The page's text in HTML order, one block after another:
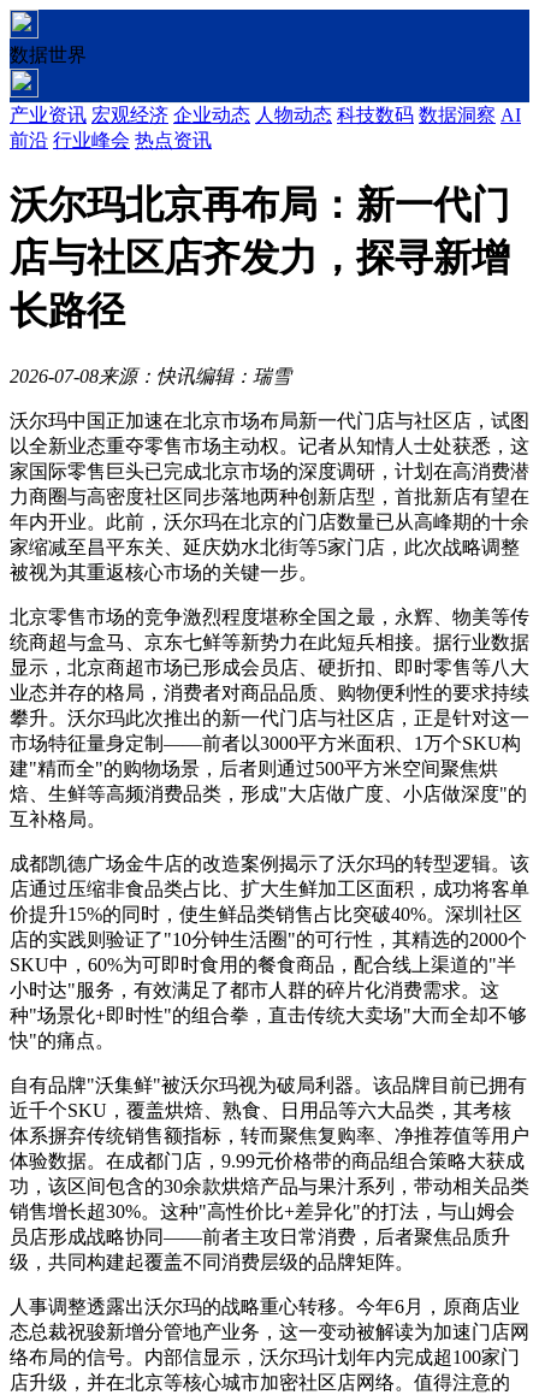
数据世界
产业资讯 宏观经济 企业动态 人物动态 科技数码 数据洞察 AI
前沿 行业峰会 热点资讯
沃尔玛北京再布局：新一代门
店与社区店齐发力，探寻新增
长路径
2026-07-08来源：快讯编辑：瑞雪
沃尔玛中国正加速在北京市场布局新一代门店与社区店，试图
以全新业态重夺零售市场主动权。记者从知情人士处获悉，这
家国际零售巨头已完成北京市场的深度调研，计划在高消费潜
力商圈与高密度社区同步落地两种创新店型，首批新店有望在
年内开业。此前，沃尔玛在北京的门店数量已从高峰期的十余
家缩减至昌平东关、延庆妫水北街等5家门店，此次战略调整
被视为其重返核心市场的关键一步。
北京零售市场的竞争激烈程度堪称全国之最，永辉、物美等传
统商超与盒马、京东七鲜等新势力在此短兵相接。据行业数据
显示，北京商超市场已形成会员店、硬折扣、即时零售等八大
业态并存的格局，消费者对商品品质、购物便利性的要求持续
攀升。沃尔玛此次推出的新一代门店与社区店，正是针对这一
市场特征量身定制——前者以3000平方米面积、1万个SKU构
建"精而全"的购物场景，后者则通过500平方米空间聚焦烘
焙、生鲜等高频消费品类，形成"大店做广度、小店做深度"的
互补格局。
成都凯德广场金牛店的改造案例揭示了沃尔玛的转型逻辑。该
店通过压缩非食品类占比、扩大生鲜加工区面积，成功将客单
价提升15%的同时，使生鲜品类销售占比突破40%。深圳社区
店的实践则验证了"10分钟生活圈"的可行性，其精选的2000个
SKU中，60%为可即时食用的餐食商品，配合线上渠道的"半
小时达"服务，有效满足了都市人群的碎片化消费需求。这
种"场景化+即时性"的组合拳，直击传统大卖场"大而全却不够
快"的痛点。
自有品牌"沃集鲜"被沃尔玛视为破局利器。该品牌目前已拥有
近千个SKU，覆盖烘焙、熟食、日用品等六大品类，其考核
体系摒弃传统销售额指标，转而聚焦复购率、净推荐值等用户
体验数据。在成都门店，9.99元价格带的商品组合策略大获成
功，该区间包含的30余款烘焙产品与果汁系列，带动相关品类
销售增长超30%。这种"高性价比+差异化"的打法，与山姆会
员店形成战略协同——前者主攻日常消费，后者聚焦品质升
级，共同构建起覆盖不同消费层级的品牌矩阵。
人事调整透露出沃尔玛的战略重心转移。今年6月，原商店业
态总裁祝骏新增分管地产业务，这一变动被解读为加速门店网
络布局的信号。内部信显示，沃尔玛计划年内完成超100家门
店升级，并在北京等核心城市加密社区店网络。值得注意的